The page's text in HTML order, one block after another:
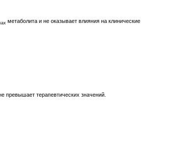
метаболита и не оказывает влияния на клинические
превышает терапевтических значений.